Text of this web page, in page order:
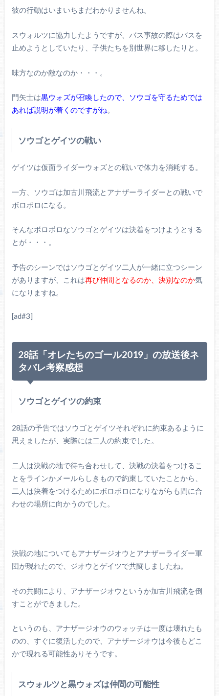
彼の行動はいまいちまだわかりませんね。
スウォルツに協力したようですが、バス事故の際はバスを
止めようとしていたり、子供たちを別世界に移したりと。
味方なのか敵なのか・・・。
門矢士は黒ウォズが召喚したので、ソウゴを守るためでは
あれば説明が着くのですがね。
ソウゴとゲイツの戦い
ゲイツは仮面ライダーウォズとの戦いで体力を消耗する。
一方、ソウゴは加古川飛流とアナザーライダーとの戦いで
ボロボロになる。
そんなボロボロなソウゴとゲイツは決着をつけようとする
とが・・・。
予告のシーンではソウゴとゲイツ二人が一緒に立つシーン
がありますが、これは再び仲間となるのか、決別なのか気
になりますね。
[ad#3]
28話「オレたちのゴール2019」の放送後ネ
タバレ考察感想
ソウゴとゲイツの約束
28話の予告ではソウゴとゲイツそれぞれに約束あるように
思えましたが、実際には二人の約束でした。
二人は決戦の地で待ち合わせして、決戦の決着をつけるこ
とをラインかメールらしきもので約束していたことから、
二人は決着をつけるためにボロボロになりながらも間に合
わせの場所に向かうのでした。
決戦の地についてもアナザージオウとアナザーライダー軍
団が現れたので、ジオウとゲイツで共闘しましたね。
その共闘により、アナザージオウというか加古川飛流を倒
すことができました。
というのも、アナザージオウのウォッチは一度は壊れたも
のの、すぐに復活したので、アナザージオウは今後もどこ
かで現れる可能性ありそうです。
スウォルツと黒ウォズは仲間の可能性